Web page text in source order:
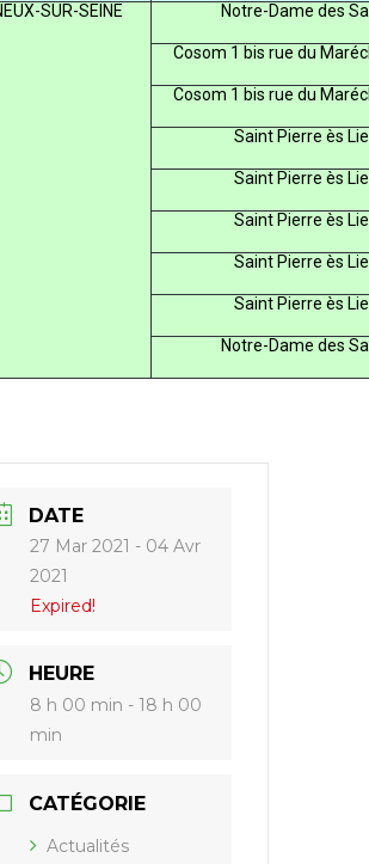
SUR-SEINE Notre-Dame des
Cosom 1 bis rue du
Cosom 1 bis rue du
Saint Pierre ès
Saint Pierre ès
Saint Pierre ès
Saint Pierre ès
Saint Pierre ès
Notre-Dame des
DATE
27 Mar 2021 - 04 Avr
2021
Expired!
HEURE
8 h 00 min - 18 h 00
min
CATÉGORIE
Actualités